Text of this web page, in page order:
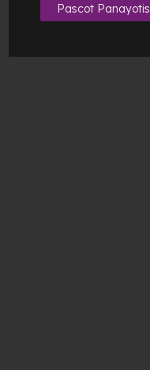
Pascot Panayotis